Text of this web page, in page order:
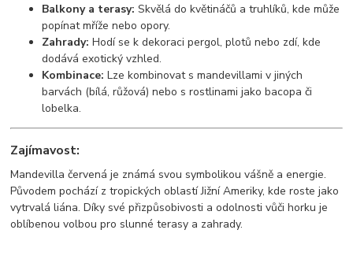
Balkony a terasy: Skvělá do květináčů a truhlíků, kde může
popínat mříže nebo opory.
Zahrady: Hodí se k dekoraci pergol, plotů nebo zdí, kde
dodává exotický vzhled.
Kombinace: Lze kombinovat s mandevillami v jiných
barvách (bílá, růžová) nebo s rostlinami jako bacopa či
lobelka.
Zajímavost:
Mandevilla červená je známá svou symbolikou vášně a energie.
Původem pochází z tropických oblastí Jižní Ameriky, kde roste jako
vytrvalá liána. Díky své přizpůsobivosti a odolnosti vůči horku je
oblíbenou volbou pro slunné terasy a zahrady.